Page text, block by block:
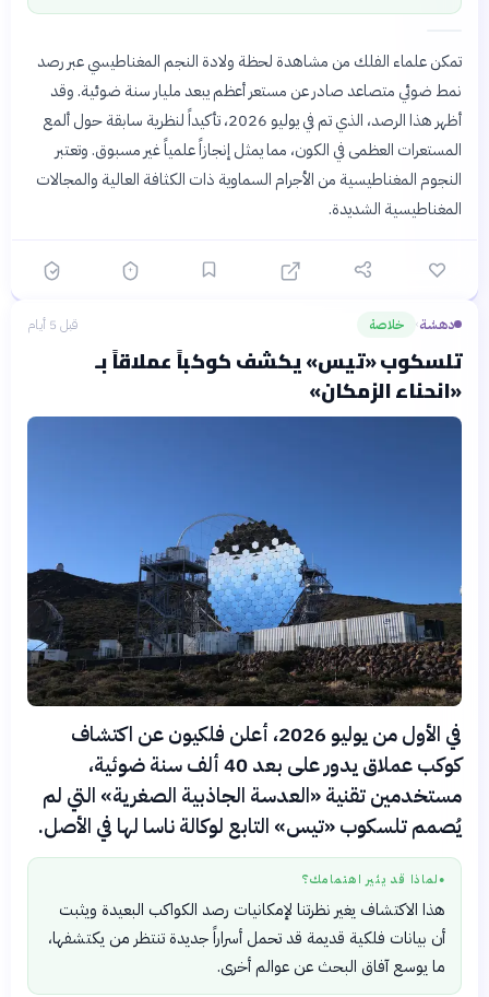
تمكن علماء الفلك من مشاهدة لحظة ولادة النجم المغناطيسي عبر رصد
نمط ضوئي متصاعد صادر عن مستعر أعظم يبعد مليار سنة ضوئية. وقد
أظهر هذا الرصد، الذي تم في يوليو 2026، تأكيداً لنظرية سابقة حول ألمع
المستعرات العظمى في الكون، مما يمثل إنجازاً علمياً غير مسبوق. وتعتبر
النجوم المغناطيسية من الأجرام السماوية ذات الكثافة العالية والمجالات
المغناطيسية الشديدة.
دهشة› خلاصة قبل 5 أيام
تلسكوب «تيس» يكشف كوكباً عملاقاً بـ
«انحناء الزمكان»
في الأول من يوليو 2026، أعلن فلكيون عن اكتشاف
كوكب عملاق يدور على بعد 40 ألف سنة ضوئية،
مستخدمين تقنية «العدسة الجاذبية الصغرية» التي لم
يُصمم تلسكوب «تيس» التابع لوكالة ناسا لها في الأصل.
● لماذا قد يثير اهتمامك؟
هذا الاكتشاف يغير نظرتنا لإمكانيات رصد الكواكب البعيدة ويثبت
أن بيانات فلكية قديمة قد تحمل أسراراً جديدة تنتظر من يكتشفها،
ما يوسع آفاق البحث عن عوالم أخرى.